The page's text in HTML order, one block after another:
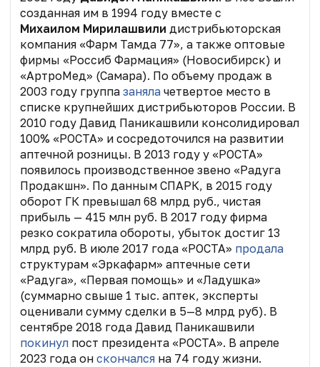
созданная им в 1994 году вместе с
Михаилом Мирилашвили дистрибьюторская
компания «Фарм Тамда 77», а также оптовые
фирмы «Россиб Фармация» (Новосибирск) и
«АртроМед» (Самара). По объему продаж в
2003 году группа занялачетвертое место в
списке крупнейших дистрибьюторов России. В
2010 году Давид Паникашвили консолидировал
100% «РОСТА» и сосредоточился на развитии
аптечной розницы. В 2013 году у «РОСТА»
появилось производственное звено «Радуга
Продакшн». По данным СПАРК, в 2015 году
оборот ГК превышал 68 млрд руб., чистая
прибыль — 415 млн руб. В 2017 году фирма
резко сократила обороты, убыток достиг 13
млрд руб. В июле 2017 года «РОСТА» продала
структурам «Эркафарм» аптечные сети
«Радуга», «Первая помощь» и «Ладушка»
(суммарно свыше 1 тыс. аптек, эксперты
оценивали сумму сделки в 5—8 млрд руб). В
сентябре 2018 года Давид Паникашвили
покинулпост президента «РОСТА». В апреле
2023 года он скончалсяна 74 году жизни.